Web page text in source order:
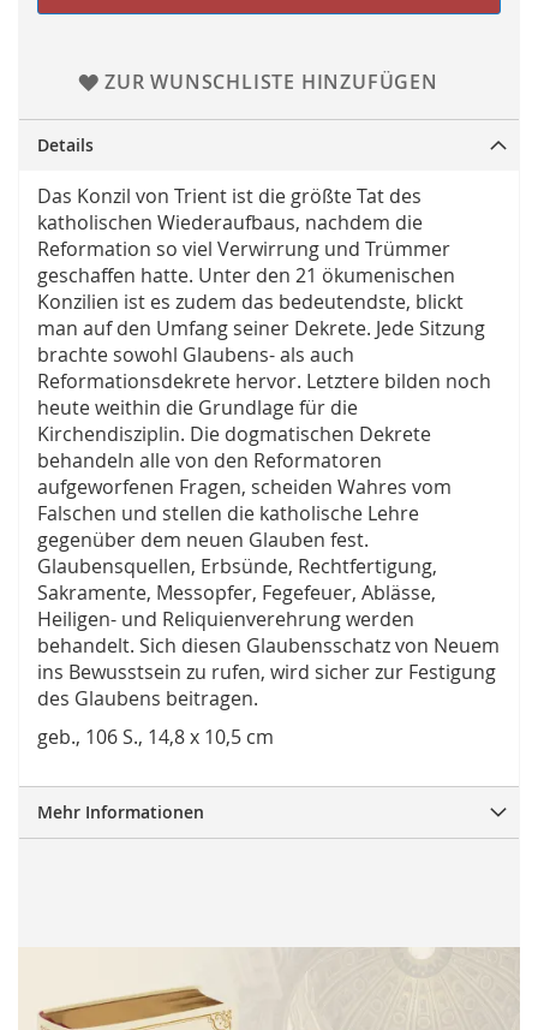
ZUR WUNSCHLISTE HINZUFÜGEN
Details
Das Konzil von Trient ist die größte Tat des
katholischen Wiederaufbaus, nachdem die
Reformation so viel Verwirrung und Trümmer
geschaffen hatte. Unter den 21 ökumenischen
Konzilien ist es zudem das bedeutendste, blickt
man auf den Umfang seiner Dekrete. Jede Sitzung
brachte sowohl Glaubens- als auch
Reformationsdekrete hervor. Letztere bilden noch
heute weithin die Grundlage für die
Kirchendisziplin. Die dogmatischen Dekrete
behandeln alle von den Reformatoren
aufgeworfenen Fragen, scheiden Wahres vom
Falschen und stellen die katholische Lehre
gegenüber dem neuen Glauben fest.
Glaubensquellen, Erbsünde, Rechtfertigung,
Sakramente, Messopfer, Fegefeuer, Ablässe,
Heiligen- und Reliquienverehrung werden
behandelt. Sich diesen Glaubensschatz von Neuem
ins Bewusstsein zu rufen, wird sicher zur Festigung
des Glaubens beitragen.
geb., 106 S., 14,8 x 10,5 cm
Mehr Informationen